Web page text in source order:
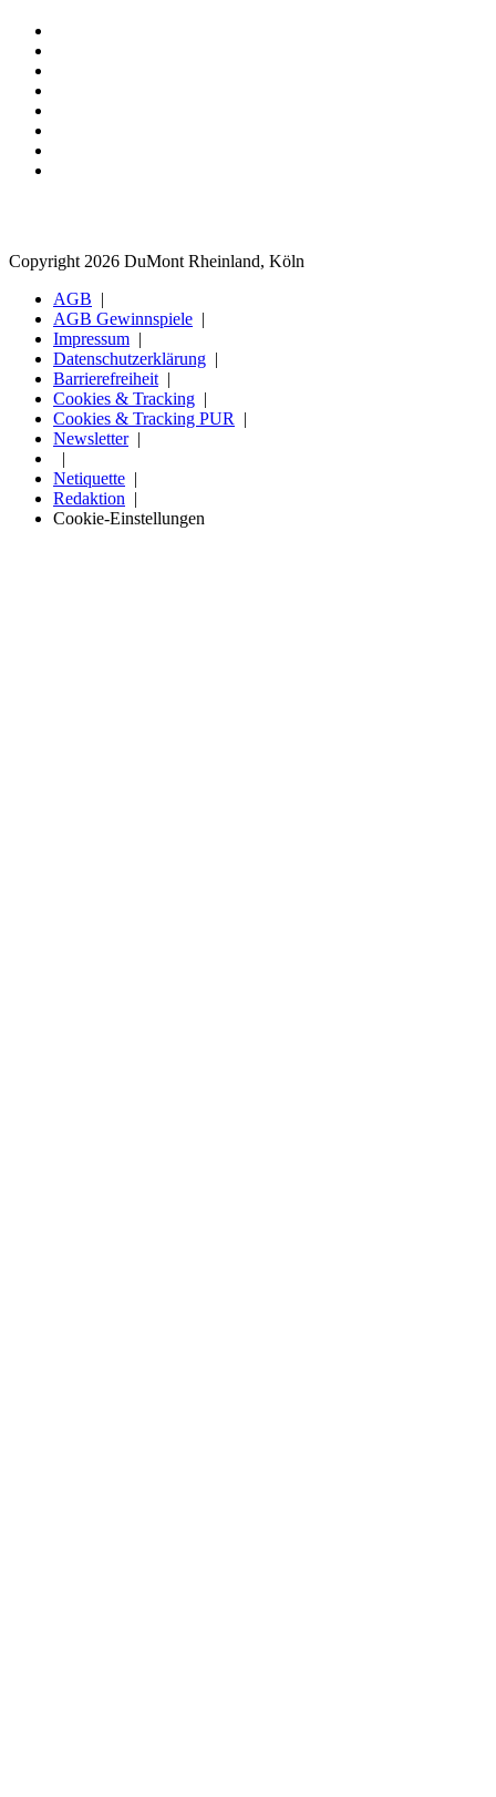
Copyright 2026 DuMont Rheinland, Köln
AGB
AGB Gewinnspiele
Impressum
Datenschutzerklärung
Barrierefreiheit
Cookies & Tracking
Cookies & Tracking PUR
Newsletter
Netiquette
Redaktion
Cookie-Einstellungen